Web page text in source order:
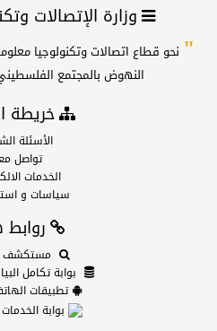
وزارة الإتصالات
" نحو قطاع اتصالات وتكنولوجيا
النهوض بالمجتمع
خريطة
الأسئلة
تواصل
الخدمات
سياسات و
مستكشف
بوابة تكامل
تطبيقات
بوابة